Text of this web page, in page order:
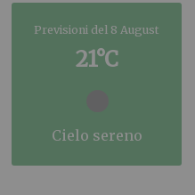
Previsioni del 8 August
21°C
cielo sereno